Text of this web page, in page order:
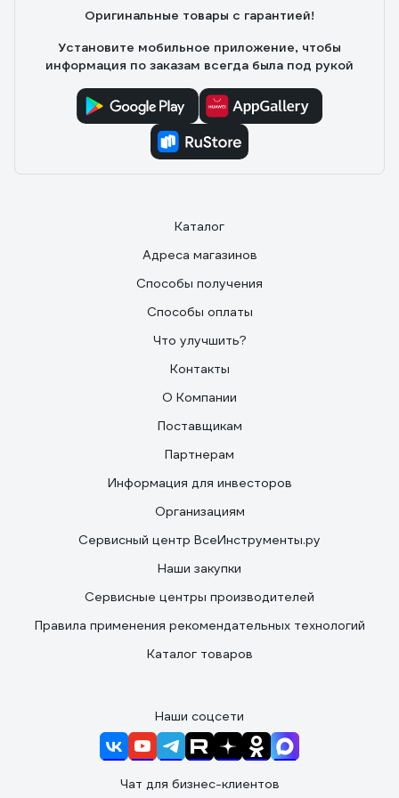
Оригинальные товары с гарантией!
Установите мобильное приложение, чтобы
информация по заказам всегда была под рукой
Каталог
Адреса магазинов
Способы получения
Способы оплаты
Что улучшить?
Контакты
О Компании
Поставщикам
Партнерам
Информация для инвесторов
Организациям
Сервисный центр ВсеИнструменты.ру
Наши закупки
Сервисные центры производителей
Правила применения рекомендательных технологий
Каталог товаров
Наши соцсети
Чат для бизнес-клиентов